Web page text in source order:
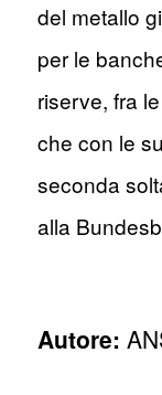
del metallo
per le
riserve, fra
che con le
seconda
alla
Autore: